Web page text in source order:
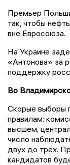
Премьер
так, чтобы
вне Евросоюза.
На Украине
«Антонова» за
поддержку
Во
Скорые выборы
правилам:
высшем,
число
двух до трёх.
кандидатов